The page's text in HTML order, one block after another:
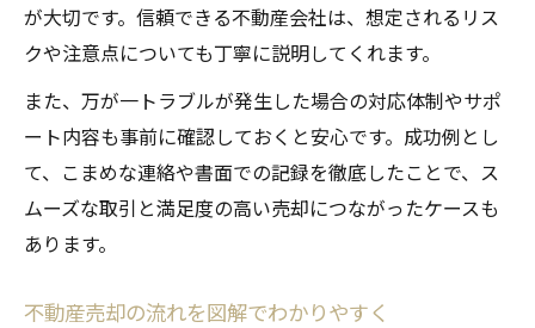
が大切です。信頼できる不動産会社は、想定されるリス
クや注意点についても丁寧に説明してくれます。
また、万が一トラブルが発生した場合の対応体制やサポ
ート内容も事前に確認しておくと安心です。成功例とし
て、こまめな連絡や書面での記録を徹底したことで、ス
ムーズな取引と満足度の高い売却につながったケースも
あります。
不動産売却の流れを図解でわかりやすく